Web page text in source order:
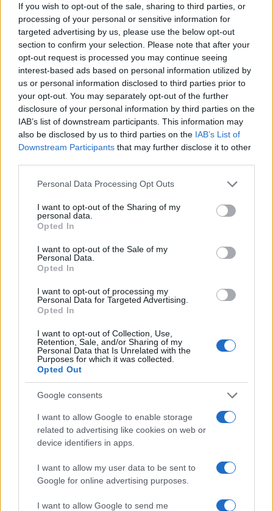
If you wish to opt-out of the sale, sharing to third parties, or
processing of your personal or sensitive information for
targeted advertising by us, please use the below opt-out
section to confirm your selection. Please note that after your
opt-out request is processed you may continue seeing
interest-based ads based on personal information utilized by
us or personal information disclosed to third parties prior to
your opt-out. You may separately opt-out of the further
disclosure of your personal information by third parties on the
IAB’s list of downstream participants. This information may
also be disclosed by us to third parties on the IAB’s List of
Downstream Participants that may further disclose it to other
Please note that this website/app uses one or more Google
not limited to your visit or usage behaviour. You may click to
grant or deny consent to Google and its third-party tags to
use your data for below specified purposes in below Google
consent section.
Personal Data Processing Opt Outs
I want to opt-out of the Sharing of my
personal data.
Opted In
I want to opt-out of the Sale of my
Personal Data.
Opted In
I want to opt-out of processing my
Personal Data for Targeted Advertising.
Opted In
I want to opt-out of Collection, Use,
Retention, Sale, and/or Sharing of my
Personal Data that Is Unrelated with the
Purposes for which it was collected.
Opted Out
Google consents
I want to allow Google to enable storage
related to advertising like cookies on web or
device identifiers in apps.
I want to allow my user data to be sent to
Google for online advertising purposes.
I want to allow Google to send me
448 milioni per la transizione digitale ed ecologica delle Pmi
meridionali
Francesca Galli · 9 Ago 2026
INVESTIMENTI
Piani di accumulo: come costruire un patrimonio con
investimenti regolari
Francesca Spadaro · 9 Ago 2026
QUOTAZIONI CRYPTO
Nome
Eureka Bridged PAX
Gold (Terra
$4,187.30